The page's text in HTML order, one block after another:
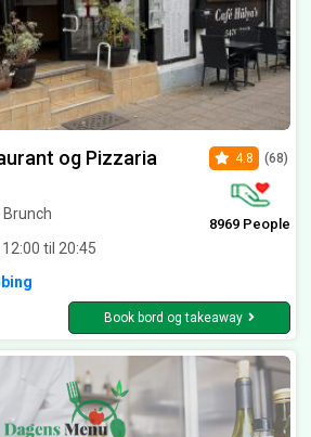
og Pizzaria
Brunch
til 20:45
4.8 (68)
8969 People
Book bord og takeaway